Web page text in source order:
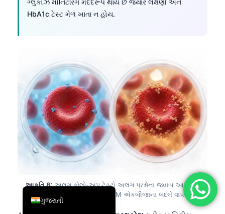
HbA1c ટેસ્ટ મેળ ખાતા ન હોય.
આકૃતિ 8:અલગ ફોલો-અપ ટેસ્ટો અલગ પ્રશ્નોના જવાબ આપે છે:
ફાસ્ટિંગ ગ્લુકોઝ, OGTT અને CGM એકબીજાના બદલે વાપરી
શકાય એવા નથી.
ગુજરાતી
English
العربية
Français
עִבְרִית
Italiano
Español
Português
Română